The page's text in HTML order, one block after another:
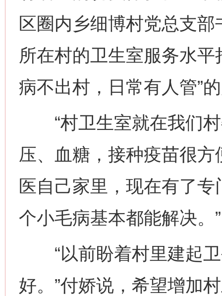
区圈内乡细博村党总支
所在村的卫生室服务水
病不出村，日常有人管”
“村卫生室就在我们村
压、血糖，接种疫苗很方
医自己家里，现在有了
个小毛病基本都能解决。”
“以前盼着村里建起卫
好。”付娇说，希望增加